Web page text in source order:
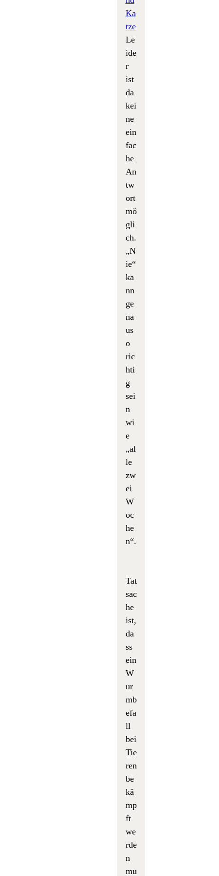
Ka
tze
Le
ide
r
ist
da
kei
ne
ein
fac
he
An
tw
ort
mö
gli
ch.
„N
ie“
ka
nn
ge
na
us
o
ric
hti
g
sei
n
wi
e
„al
le
zw
ei
W
oc
he
n“.
Tat
sac
he
ist,
da
ss
ein
W
ur
mb
efa
ll
bei
Tie
ren
be
kä
mp
ft
we
rde
n
mu